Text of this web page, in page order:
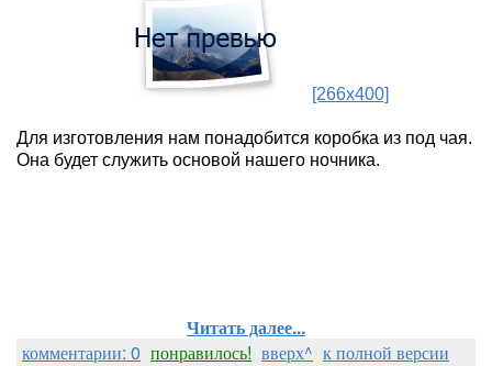
[266x400]
Для изготовления нам понадобится коробка из под чая.
Она будет служить основой нашего ночника.
Читать далее...
комментарии: 0 понравилось! вверх^ к полной версии